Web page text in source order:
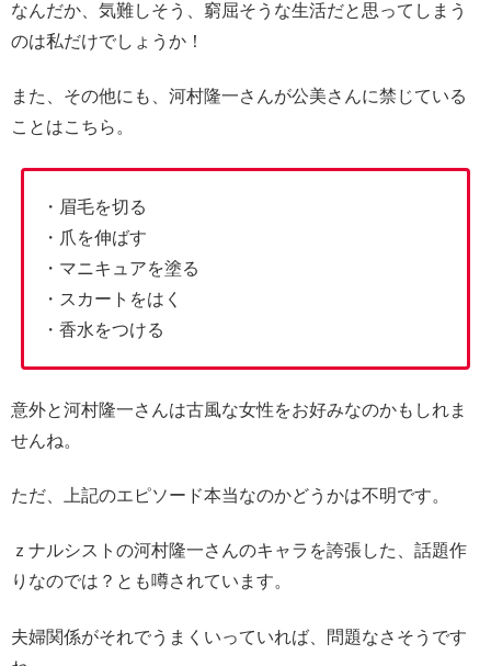
なんだか、気難しそう、窮屈そうな生活だと思ってしまう
のは私だけでしょうか！
また、その他にも、河村隆一さんが公美さんに禁じている
ことはこちら。
・眉毛を切る
・爪を伸ばす
・マニキュアを塗る
・スカートをはく
・香水をつける
意外と河村隆一さんは古風な女性をお好みなのかもしれま
せんね。
ただ、上記のエピソード本当なのかどうかは不明です。
ｚナルシストの河村隆一さんのキャラを誇張した、話題作
りなのでは？とも噂されています。
夫婦関係がそれでうまくいっていれば、問題なさそうです